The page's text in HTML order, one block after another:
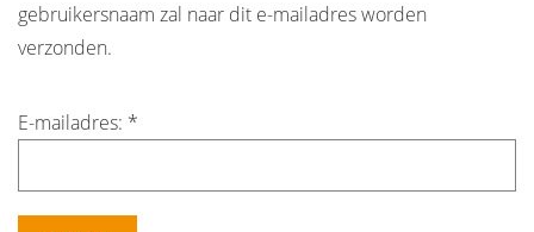
gebruikersnaam zal naar dit e-mailadres worden
verzonden.
E-mailadres: *